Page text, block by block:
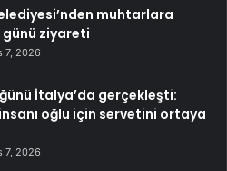
muhtarlara
ziyareti
7, 2026
İtalya’da gerçekleşti:
oğlu için servetini ortaya
7, 2026